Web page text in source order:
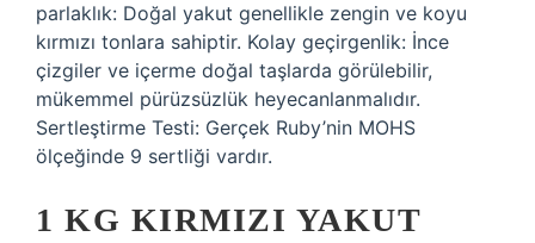
parlaklık: Doğal yakut genellikle zengin ve koyu
kırmızı tonlara sahiptir. Kolay geçirgenlik: İnce
çizgiler ve içerme doğal taşlarda görülebilir,
mükemmel pürüzsüzlük heyecanlanmalıdır.
Sertleştirme Testi: Gerçek Ruby’nin MOHS
ölçeğinde 9 sertliği vardır.
1 KG KIRMIZI YAKUT